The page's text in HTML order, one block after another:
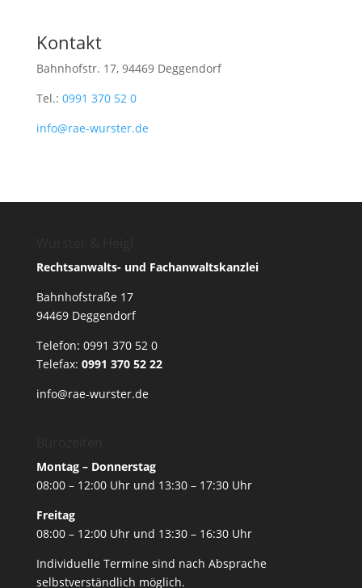
Kontakt
Bahnhofstr. 17, 94469 Deggendorf
Tel.: 0991 370 52 0
info@rae-wurster.de
Rechtsanwalts- und Fachanwaltskanzlei
Bahnhofstraße 17
94469 Deggendorf
Telefon: 0991 370 52 0
Telefax: 0991 370 52 22
info@rae-wurster.de
Montag – Donnerstag
08:00 – 12:00 Uhr und 13:30 – 17:30 Uhr
Freitag
08:00 – 12:00 Uhr und 13:30 – 16:30 Uhr
Individuelle Termine sind nach Absprache
selbstverständlich möglich.